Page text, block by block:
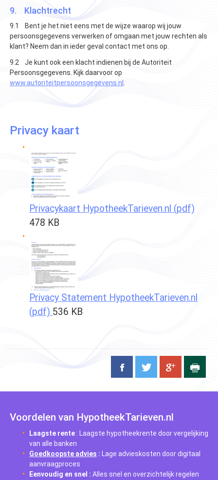
9. Klachtrecht
9.1 Bent je het niet eens met de wijze waarop wij jouw
persoonsgegevens verwerken of omgaan met jouw rechten als
klant? Neem dan in ieder geval contact met ons op.
9.2 Je kunt ook een klacht indienen bij de Autoriteit
Persoonsgegevens. Kijk daarvoor op
www.autoriteitpersoonsgegevens.nl
Privacy kaart
Privacykaart HypotheekTarieven.nl (pdf)
478 KB
Privacy Statement HypotheekTarieven.nl
(pdf) 536 KB
Voordelen van HypotheekTarieven.nl
Laagste rente : Laagste hypotheekrente door vergelijking
van alle banken
Goedkoopste advies : Lage advieskosten door digitaal
aanvraagproces
Eenvoudig en snel : Alles snel en overzichtelijk regelen